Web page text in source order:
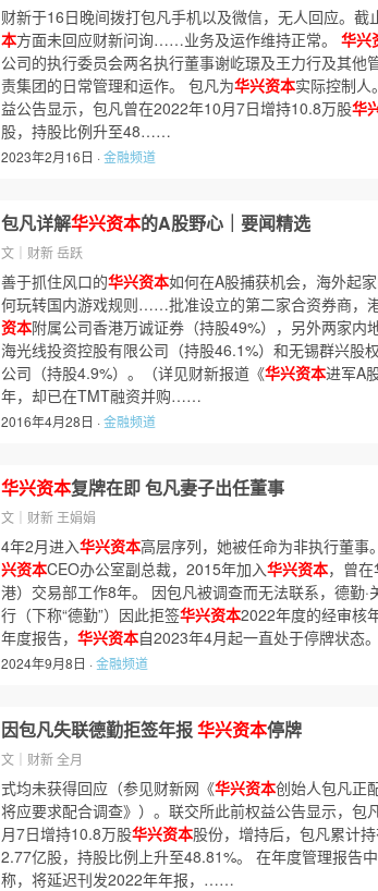
财新于16日晚间拨打包凡手机以及微信，无人回应。截
本方面未回应财新问询……业务及运作维持正常。 华兴
公司的执行委员会两名执行董事谢屹璟及王力行及其他
责集团的日常管理和运作。 包凡为华兴资本实际控制人
益公告显示，包凡曾在2022年10月7日增持10.8万股华
股，持股比例升至48……
2023年2月16日 ·金融频道
包凡详解华兴资本的A股野心｜要闻精选
文｜财新 岳跃
善于抓住风口的华兴资本如何在A股捕获机会，海外起
何玩转国内游戏规则……批准设立的第二家合资券商，
资本附属公司香港万诚证券（持股49%），另外两家内
海光线投资控股有限公司（持股46.1%）和无锡群兴股
公司（持股4.9%）。（详见财新报道《华兴资本进军A
年，却已在TMT融资并购……
2016年4月28日 ·金融频道
华兴资本复牌在即 包凡妻子出任董事
文｜财新 王娟娟
4年2月进入华兴资本高层序列，她被任命为非执行董事
兴资本CEO办公室副总裁，2015年加入华兴资本，曾
港）交易部工作8年。 因包凡被调查而无法联系，德勤·
行（下称“德勤”）因此拒签华兴资本2022年度的经审核
年度报告， 华兴资本自2023年4月起一直处于停牌状
2024年9月8日 ·金融频道
因包凡失联德勤拒签年报华兴资本停牌
文｜财新 全月
式均未获得回应（参见财新网《华兴资本创始人包凡正
将应要求配合调查》）。联交所此前权益公告显示，包
月7日增持10.8万股华兴资本股份，增持后，包凡累计
2.77亿股，持股比例上升至48.81%。 在年度管理报告中
称，将延迟刊发2022年年报，……